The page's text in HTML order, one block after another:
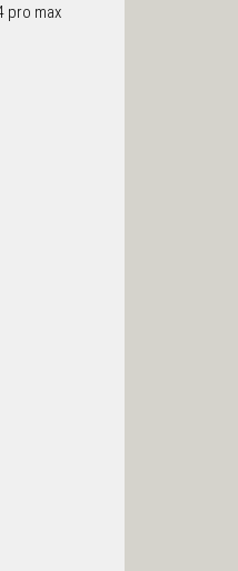
pro max